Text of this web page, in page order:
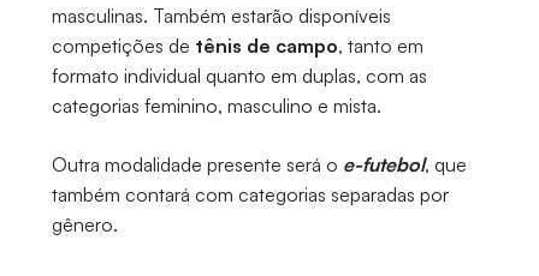
masculinas. Também estarão disponíveis
competições de tênis de campo, tanto em
formato individual quanto em duplas, com as
categorias feminino, masculino e mista.
Outra modalidade presente será o e-futebol, que
também contará com categorias separadas por
gênero.